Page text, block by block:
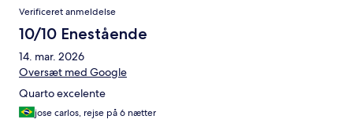
Verificeret anmeldelse
10/10 Enestående
14. mar. 2026
Oversæt med Google
Quarto excelente
jose carlos, rejse på 6 nætter